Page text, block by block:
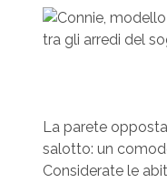
La parete
salotto: un
Considerate le